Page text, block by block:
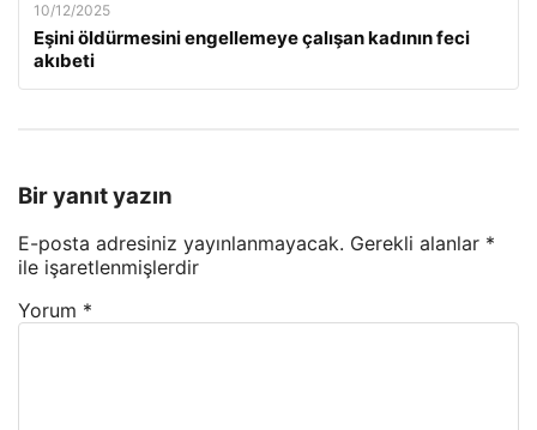
10/12/2025
Eşini öldürmesini engellemeye çalışan kadının feci
akıbeti
Bir yanıt yazın
E-posta adresiniz yayınlanmayacak. Gerekli alanlar *
ile işaretlenmişlerdir
Yorum *